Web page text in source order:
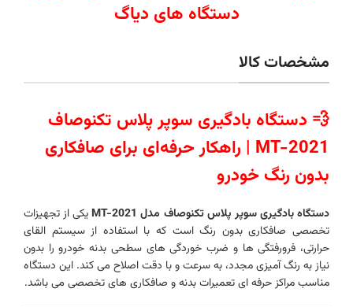
دستگاه های دیاگ
مشخصات کالا
💨 دستگاه بادگیری سوپر پلاس تکنوصاف
MT-2021 | راهکار حرفه‌ای برای صافکاری
بدون رنگ خودرو
دستگاه بادگیری سوپر پلاس تکنوصاف مدل MT-2021
یکی از تجهیزات
تخصصی صافکاری بدون رنگ است که با استفاده از سیستم القای
حرارتی، فرورفتگی‌ ها و ضرب‌ خوردگی‌ های سطحی بدنه خودرو را بدون
نیاز به رنگ‌ آمیزی مجدد، به‌ سرعت و با دقت اصلاح می‌ کند. این دستگاه
مناسب مراکز حرفه‌ ای تعمیرات بدنه و صافکاری‌ های تخصصی می‌ باشد.